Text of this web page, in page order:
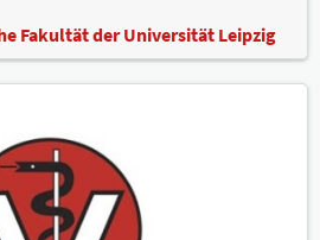
Fakultät der Universität Leipzig